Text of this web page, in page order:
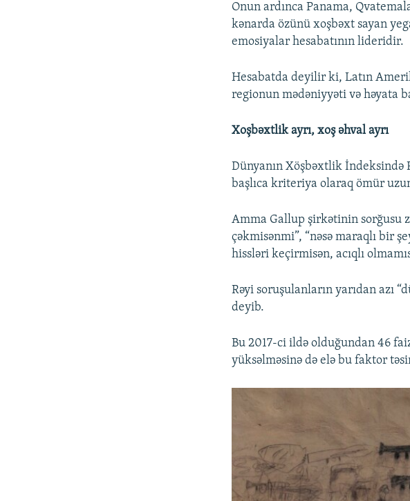
Onun ardınca Panama,
kənarda özünü xoşbəxt sayan
emosiyalar hesabatının lideridir.
Hesabatda deyilir ki, Latın
regionun mədəniyyəti və həyata
Xoşbəxtlik ayrı, xoş əhval ayrı
Dünyanın Xöşbəxtlik İndeksində
başlıca kriteriya olaraq ömür
Amma Gallup şirkətinin sorğusu
çəkmisənmi”, “nəsə maraqlı bir
hissləri keçirmisən, acıqlı
Rəyi soruşulanların yarıdan azı
deyib.
Bu 2017-ci ildə olduğundan 46
yüksəlməsinə də elə bu faktor